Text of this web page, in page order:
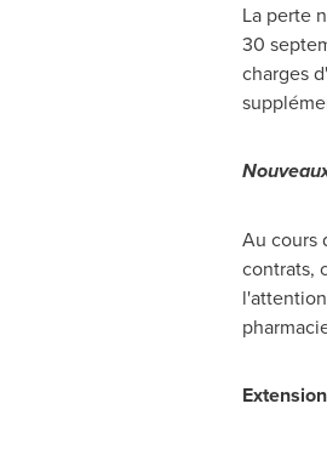
La perte
30
charges
Au cours
contrats,